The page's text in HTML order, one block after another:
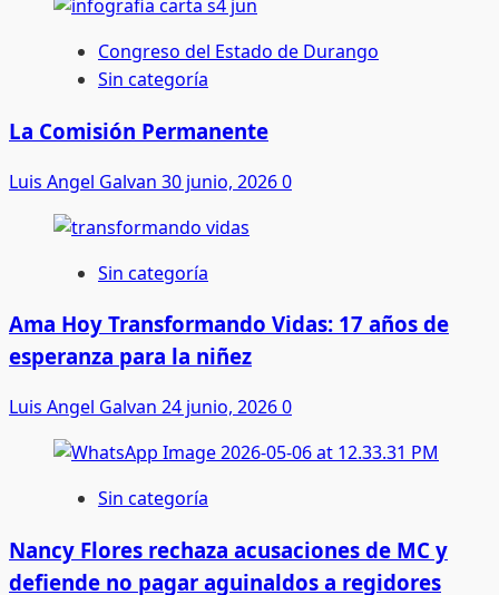
Congreso del Estado de Durango
Sin categoría
La Comisión Permanente
Luis Angel Galvan 30 junio, 20260
Sin categoría
Ama Hoy Transformando Vidas: 17 años de
esperanza para la niñez
Luis Angel Galvan 24 junio, 20260
Sin categoría
Nancy Flores rechaza acusaciones de MC y
defiende no pagar aguinaldos a regidores